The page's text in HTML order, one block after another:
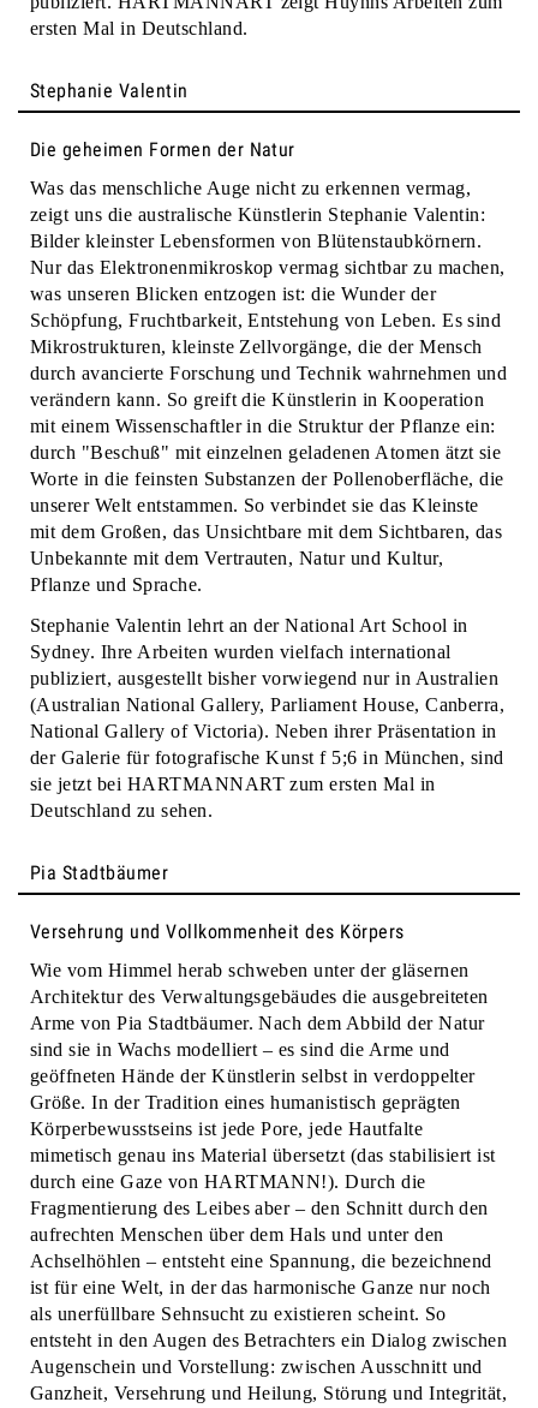
ersten Mal in Deutschland.
Stephanie Valentin
Die geheimen Formen der Natur
Was das menschliche Auge nicht zu erkennen vermag,
zeigt uns die australische Künstlerin Stephanie Valentin:
Bilder kleinster Lebensformen von Blütenstaubkörnern.
Nur das Elektronenmikroskop vermag sichtbar zu machen,
was unseren Blicken entzogen ist: die Wunder der
Schöpfung, Fruchtbarkeit, Entstehung von Leben. Es sind
Mikrostrukturen, kleinste Zellvorgänge, die der Mensch
durch avancierte Forschung und Technik wahrnehmen und
verändern kann. So greift die Künstlerin in Kooperation
mit einem Wissenschaftler in die Struktur der Pflanze ein:
durch "Beschuß" mit einzelnen geladenen Atomen ätzt sie
Worte in die feinsten Substanzen der Pollenoberfläche, die
unserer Welt entstammen. So verbindet sie das Kleinste
mit dem Großen, das Unsichtbare mit dem Sichtbaren, das
Unbekannte mit dem Vertrauten, Natur und Kultur,
Pflanze und Sprache.
Stephanie Valentin lehrt an der National Art School in
Sydney. Ihre Arbeiten wurden vielfach international
publiziert, ausgestellt bisher vorwiegend nur in Australien
(Australian National Gallery, Parliament House, Canberra,
National Gallery of Victoria). Neben ihrer Präsentation in
der Galerie für fotografische Kunst f 5;6 in München, sind
sie jetzt bei HARTMANNART zum ersten Mal in
Deutschland zu sehen.
Pia Stadtbäumer
Versehrung und Vollkommenheit des Körpers
Wie vom Himmel herab schweben unter der gläsernen
Architektur des Verwaltungsgebäudes die ausgebreiteten
Arme von Pia Stadtbäumer. Nach dem Abbild der Natur
sind sie in Wachs modelliert – es sind die Arme und
geöffneten Hände der Künstlerin selbst in verdoppelter
Größe. In der Tradition eines humanistisch geprägten
Körperbewusstseins ist jede Pore, jede Hautfalte
mimetisch genau ins Material übersetzt (das stabilisiert ist
durch eine Gaze von HARTMANN!). Durch die
Fragmentierung des Leibes aber – den Schnitt durch den
aufrechten Menschen über dem Hals und unter den
Achselhöhlen – entsteht eine Spannung, die bezeichnend
ist für eine Welt, in der das harmonische Ganze nur noch
als unerfüllbare Sehnsucht zu existieren scheint. So
entsteht in den Augen des Betrachters ein Dialog zwischen
Augenschein und Vorstellung: zwischen Ausschnitt und
Ganzheit, Versehrung und Heilung, Störung und Integrität,